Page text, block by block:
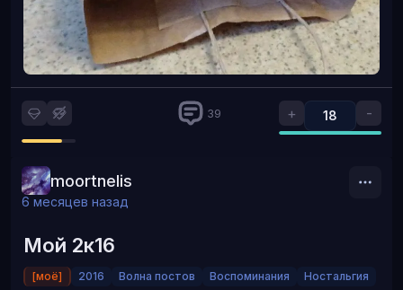
+ 18 -
39
moortnelis
6 месяцев назад
Мой 2к16
[моё] 2016 Волна постов Воспоминания Ностальгия